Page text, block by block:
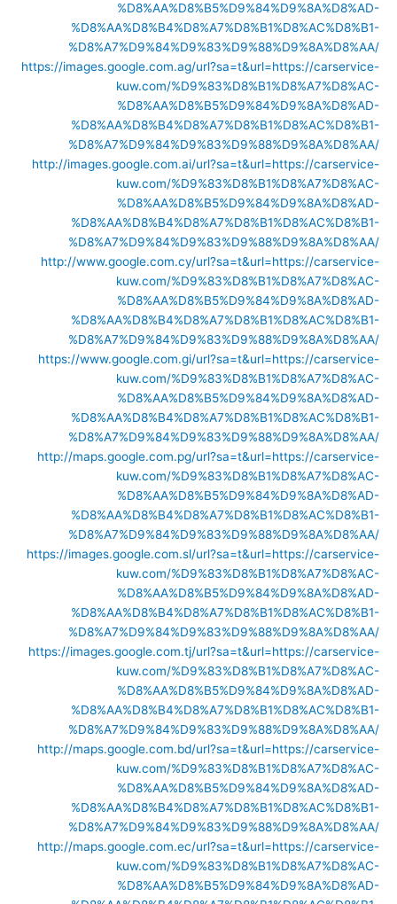
%D8%AA%D8%B5%D9%84%D9%8A%D8%AD-
%D8%AA%D8%B4%D8%A7%D8%B1%D8%AC%D8%B1-
%D8%A7%D9%84%D9%83%D9%88%D9%8A%D8%AA/
https://images.google.com.ag/url?sa=t&url=https://carservice-
kuw.com/%D9%83%D8%B1%D8%A7%D8%AC-
%D8%AA%D8%B5%D9%84%D9%8A%D8%AD-
%D8%AA%D8%B4%D8%A7%D8%B1%D8%AC%D8%B1-
%D8%A7%D9%84%D9%83%D9%88%D9%8A%D8%AA/
http://images.google.com.ai/url?sa=t&url=https://carservice-
kuw.com/%D9%83%D8%B1%D8%A7%D8%AC-
%D8%AA%D8%B5%D9%84%D9%8A%D8%AD-
%D8%AA%D8%B4%D8%A7%D8%B1%D8%AC%D8%B1-
%D8%A7%D9%84%D9%83%D9%88%D9%8A%D8%AA/
http://www.google.com.cy/url?sa=t&url=https://carservice-
kuw.com/%D9%83%D8%B1%D8%A7%D8%AC-
%D8%AA%D8%B5%D9%84%D9%8A%D8%AD-
%D8%AA%D8%B4%D8%A7%D8%B1%D8%AC%D8%B1-
%D8%A7%D9%84%D9%83%D9%88%D9%8A%D8%AA/
https://www.google.com.gi/url?sa=t&url=https://carservice-
kuw.com/%D9%83%D8%B1%D8%A7%D8%AC-
%D8%AA%D8%B5%D9%84%D9%8A%D8%AD-
%D8%AA%D8%B4%D8%A7%D8%B1%D8%AC%D8%B1-
%D8%A7%D9%84%D9%83%D9%88%D9%8A%D8%AA/
http://maps.google.com.pg/url?sa=t&url=https://carservice-
kuw.com/%D9%83%D8%B1%D8%A7%D8%AC-
%D8%AA%D8%B5%D9%84%D9%8A%D8%AD-
%D8%AA%D8%B4%D8%A7%D8%B1%D8%AC%D8%B1-
%D8%A7%D9%84%D9%83%D9%88%D9%8A%D8%AA/
https://images.google.com.sl/url?sa=t&url=https://carservice-
kuw.com/%D9%83%D8%B1%D8%A7%D8%AC-
%D8%AA%D8%B5%D9%84%D9%8A%D8%AD-
%D8%AA%D8%B4%D8%A7%D8%B1%D8%AC%D8%B1-
%D8%A7%D9%84%D9%83%D9%88%D9%8A%D8%AA/
https://images.google.com.tj/url?sa=t&url=https://carservice-
kuw.com/%D9%83%D8%B1%D8%A7%D8%AC-
%D8%AA%D8%B5%D9%84%D9%8A%D8%AD-
%D8%AA%D8%B4%D8%A7%D8%B1%D8%AC%D8%B1-
%D8%A7%D9%84%D9%83%D9%88%D9%8A%D8%AA/
http://maps.google.com.bd/url?sa=t&url=https://carservice-
kuw.com/%D9%83%D8%B1%D8%A7%D8%AC-
%D8%AA%D8%B5%D9%84%D9%8A%D8%AD-
%D8%AA%D8%B4%D8%A7%D8%B1%D8%AC%D8%B1-
%D8%A7%D9%84%D9%83%D9%88%D9%8A%D8%AA/
http://maps.google.com.ec/url?sa=t&url=https://carservice-
kuw.com/%D9%83%D8%B1%D8%A7%D8%AC-
%D8%AA%D8%B5%D9%84%D9%8A%D8%AD-